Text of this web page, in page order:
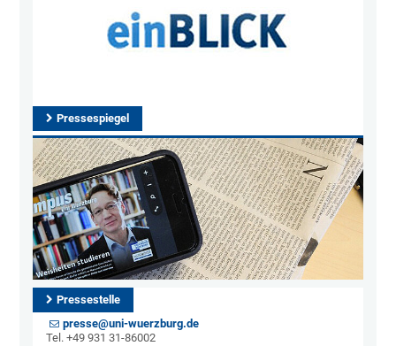
Pressespiegel
Pressestelle
presse@uni-wuerzburg.de
Tel. +49 931 31-86002